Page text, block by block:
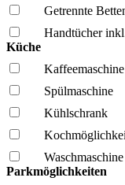
Getrennte
Handtücher
Küche
Kaffee­maschine
Spül­maschine
Kühl­schrank
Wasch­maschine
Parkmöglichkeiten